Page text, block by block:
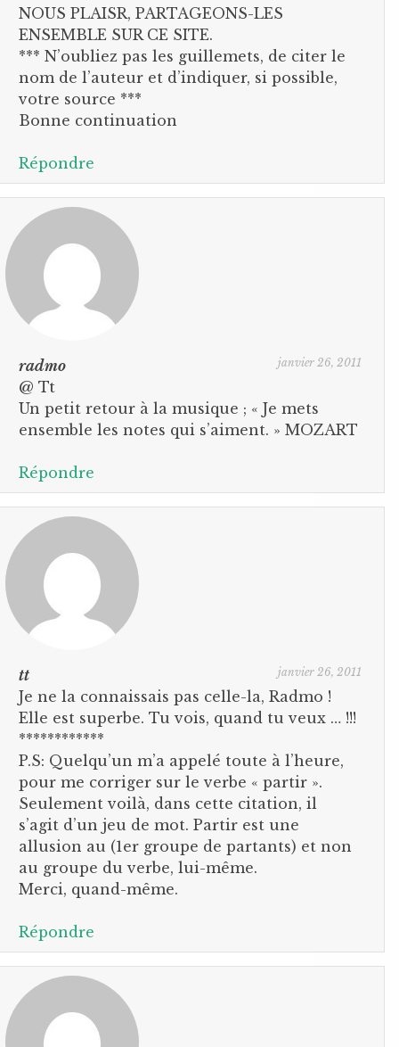
NOUS PLAISR, PARTAGEONS-LES
ENSEMBLE SUR CE SITE.
*** N’oubliez pas les guillemets, de citer le
nom de l’auteur et d’indiquer, si possible,
votre source ***
Bonne continuation
Répondre
radmo janvier 26, 2011
@ Tt
Un petit retour à la musique ; « Je mets
ensemble les notes qui s’aiment. » MOZART
Répondre
tt janvier 26, 2011
Je ne la connaissais pas celle-la, Radmo !
Elle est superbe. Tu vois, quand tu veux … !!!
************
P.S: Quelqu’un m’a appelé toute à l’heure,
pour me corriger sur le verbe « partir ».
Seulement voilà, dans cette citation, il
s’agit d’un jeu de mot. Partir est une
allusion au (1er groupe de partants) et non
au groupe du verbe, lui-même.
Merci, quand-même.
Répondre